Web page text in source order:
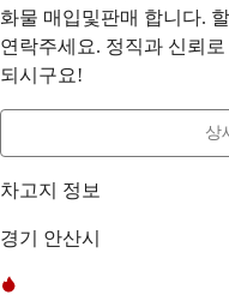
화물 매입및판매 합니다.
연락주세요. 정직과 신뢰
되시구요!
상
차고지 정보
경기 안산시